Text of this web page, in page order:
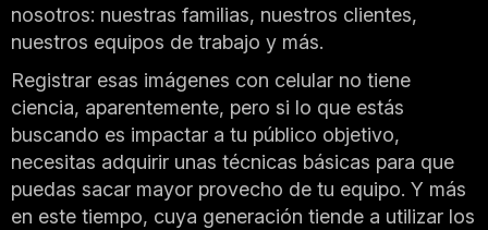
nosotros: nuestras familias, nuestros clientes,
nuestros equipos de trabajo y más.
Registrar esas imágenes con celular no tiene
ciencia, aparentemente, pero si lo que estás
buscando es impactar a tu público objetivo,
necesitas adquirir unas técnicas básicas para que
puedas sacar mayor provecho de tu equipo. Y más
en este tiempo, cuya generación tiende a utilizar los